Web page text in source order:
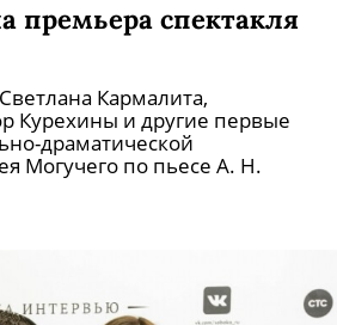
премьера спектакля
Кармалита,
Курехины и другие первые
драматической
Могучего по пьесе А. Н.